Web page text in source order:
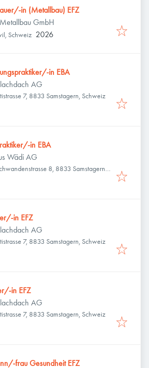
in (Metallbau) EFZ
GmbH
Schweiz 2026
in EBA
AG
7, 8833 Samstagern, Schweiz
in EBA
Wädi AG
8, 8833 Samstagern,
in EFZ
AG
7, 8833 Samstagern, Schweiz
in EFZ
AG
7, 8833 Samstagern, Schweiz
frau Gesundheit EFZ